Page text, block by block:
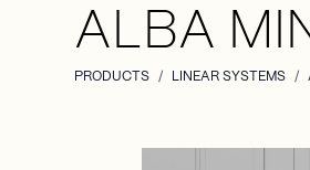
ALBA
PRODUCTS / LINEAR SYSTEMS /